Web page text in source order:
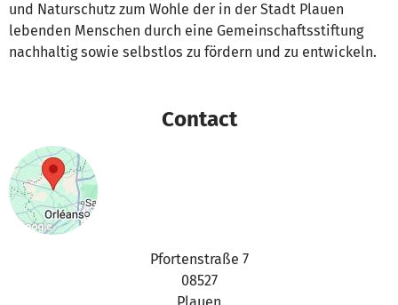
und Naturschutz zum Wohle der in der Stadt Plauen
lebenden Menschen durch eine Gemeinschaftsstiftung
nachhaltig sowie selbstlos zu fördern und zu entwickeln.
Contact
Pfortenstraße 7
08527